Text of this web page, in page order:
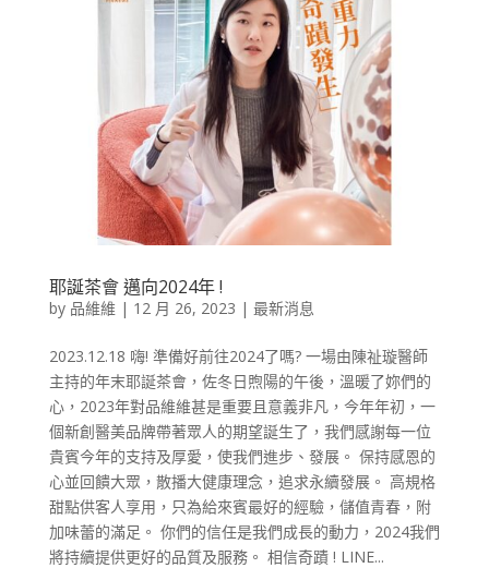
耶誕茶會 邁向2024年 !
by 品維維 | 12 月 26, 2023 | 最新消息
2023.12.18 嗨! 準備好前往2024了嗎? 一場由陳祉璇醫師
主持的年末耶誕茶會，佐冬日煦陽的午後，溫暖了妳們的
心，2023年對品維維甚是重要且意義非凡，今年年初，一
個新創醫美品牌帶著眾人的期望誕生了，我們感謝每一位
貴賓今年的支持及厚愛，使我們進步、發展。 保持感恩的
心並回饋大眾，散播大健康理念，追求永續發展。 高規格
甜點供客人享用，只為給來賓最好的經驗，儲值青春，附
加味蕾的滿足。 你們的信任是我們成長的動力，2024我們
將持續提供更好的品質及服務。 相信奇蹟 ! LINE...